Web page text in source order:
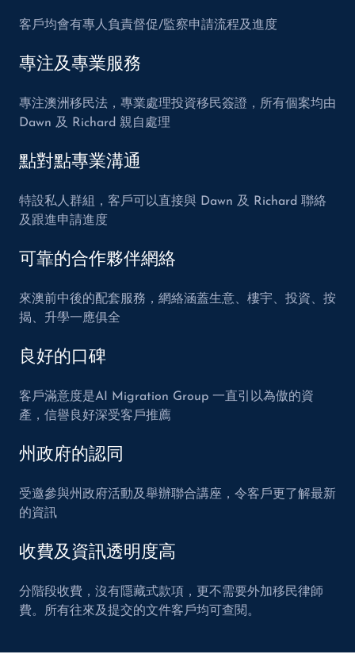
客戶均會有專人負責督促/監察申請流程及進度
專注及專業服務
專注澳洲移民法，專業處理投資移民簽證，所有個案均由
Dawn 及 Richard 親自處理
點對點專業溝通
特設私人群組，客戶可以直接與 Dawn 及 Richard 聯絡
及跟進申請進度
可靠的合作夥伴網絡
來澳前中後的配套服務，網絡涵蓋生意、樓宇、投資、按
揭、升學一應俱全
良好的口碑
客戶滿意度是AI Migration Group 一直引以為傲的資
產，信譽良好深受客戶推薦
州政府的認同
受邀參與州政府活動及舉辦聯合講座，令客戶更了解最新
的資訊
收費及資訊透明度高
分階段收費，沒有隱藏式款項，更不需要外加移民律師
費。所有往來及提交的文件客戶均可查閱。